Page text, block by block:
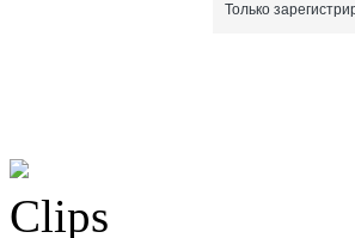
Только
Clips